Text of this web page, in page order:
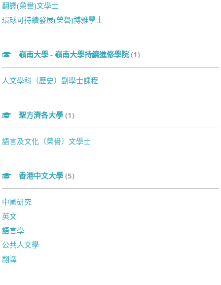
翻譯(榮譽)文學士
環球可持續發展(榮譽)博雅學士
嶺南大學 - 嶺南大學持續進修學院 (1)
人文學科（歷史）副學士課程
聖方濟各大學 (1)
語言及文化（榮譽）文學士
香港中文大學 (5)
中國研究
英文
語言學
公共人文學
翻譯